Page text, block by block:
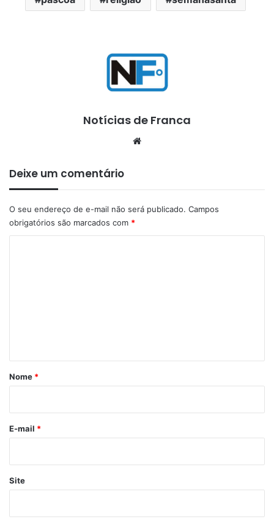
Notícias de Franca
Deixe um comentário
O seu endereço de e-mail não será publicado. Campos
obrigatórios são marcados com *
r
*
Nome *
E-mail *
Site